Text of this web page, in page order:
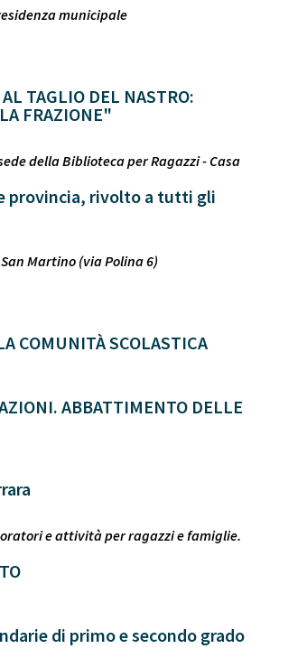
municipale
TAGLIO DEL NASTRO:
FRAZIONE"
sede della Biblioteca per Ragazzi - Casa
provincia, rivolto a tutti gli
Martino (via Polina 6)
COMUNITÀ SCOLASTICA
ABBATTIMENTO DELLE
e attività per ragazzi e famiglie.
di primo e secondo grado